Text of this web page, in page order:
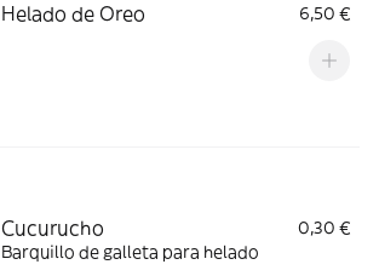
Helado de Oreo 6,50 €
Cucurucho
0,30 €
Barquillo de galleta para helado